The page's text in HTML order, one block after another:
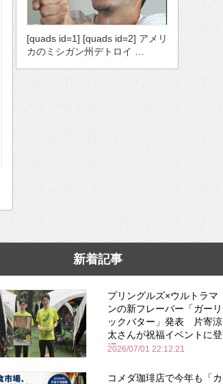
[quads id=1] [quads id=2] アメリ
カのミシガン州デトロイ …
新着記事
プリングルズ×ウルトラマ
ンの新フレーバー「ガーリ
ックバター」発表 片寄涼
太さんが祝福イベントに登
場
2026/07/01 22:12:21
コメダ珈琲店で今年も「カ